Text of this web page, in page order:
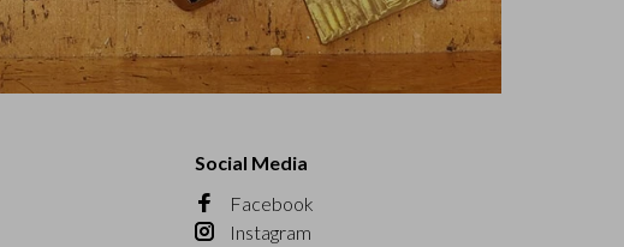
Social Media
Facebook
Instagram